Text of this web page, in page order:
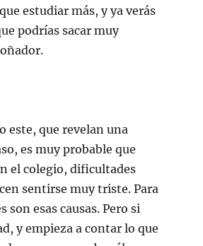
estudiar más, y ya verás
podrías sacar muy
este, que revelan una
es muy probable que
el colegio, dificultades
sentirse muy triste. Para
esas causas. Pero si
y empieza a contar lo que